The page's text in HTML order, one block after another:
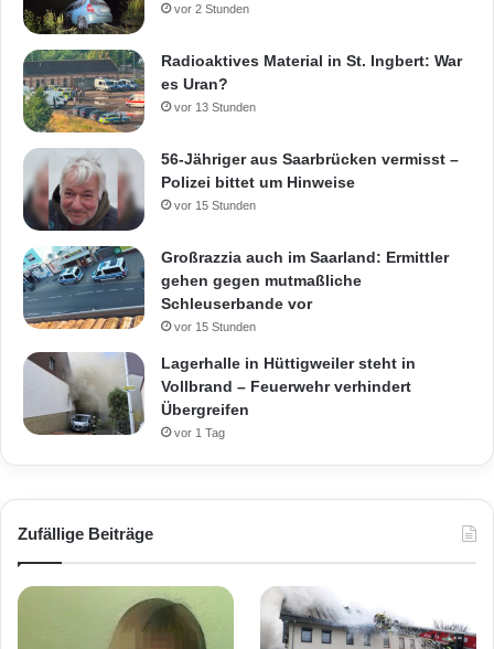
vor 2 Stunden
Radioaktives Material in St. Ingbert: War
es Uran?
vor 13 Stunden
56-Jähriger aus Saarbrücken vermisst –
Polizei bittet um Hinweise
vor 15 Stunden
Großrazzia auch im Saarland: Ermittler
gehen gegen mutmaßliche
Schleuserbande vor
vor 15 Stunden
Lagerhalle in Hüttigweiler steht in
Vollbrand – Feuerwehr verhindert
Übergreifen
vor 1 Tag
Zufällige Beiträge